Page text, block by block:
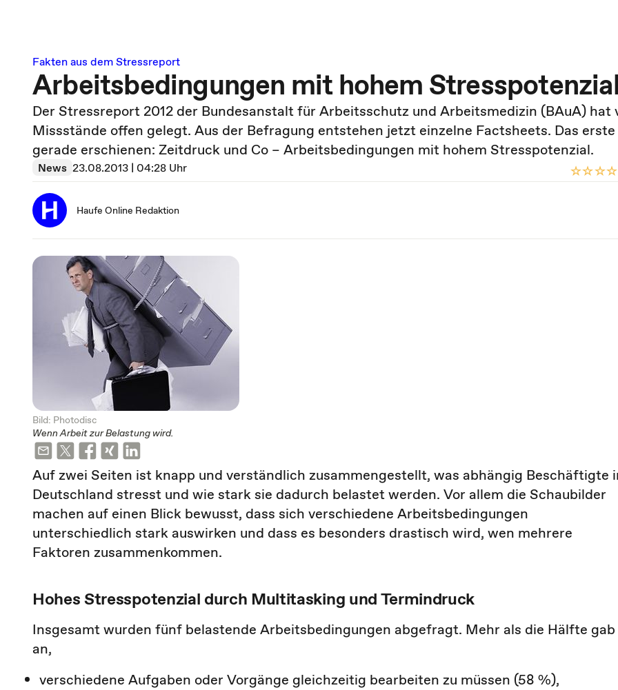
Fakten aus dem Stressreport
Arbeitsbedingungen mit hohem
Der Stressreport 2012 der Bundesanstalt für Arbeitsschutz und Arbeitsmedizin (BAuA) hat
Missstände offen gelegt. Aus der Befragung entstehen jetzt einzelne Factsheets. Das
gerade erschienen: Zeitdruck und Co – Arbeitsbedingungen mit hohem Stresspotenzial.
News 23.08.2013 | 04:28 Uhr
Haufe Online Redaktion
Bild: Photodisc
Wenn Arbeit zur Belastung wird.
Auf zwei Seiten ist knapp und verständlich zusammengestellt, was abhängig Beschäftigte
Deutschland stresst und wie stark sie dadurch belastet werden. Vor allem die Schaubilder
machen auf einen Blick bewusst, dass sich verschiedene Arbeitsbedingungen
unterschiedlich stark auswirken und dass es besonders drastisch wird, wen mehrere
Faktoren zusammenkommen.
Hohes Stresspotenzial durch Multitasking und Termindruck
Insgesamt wurden fünf belastende Arbeitsbedingungen abgefragt. Mehr als die Hälfte gab
an,
verschiedene Aufgaben oder Vorgänge gleichzeitig bearbeiten zu müssen (58 %),